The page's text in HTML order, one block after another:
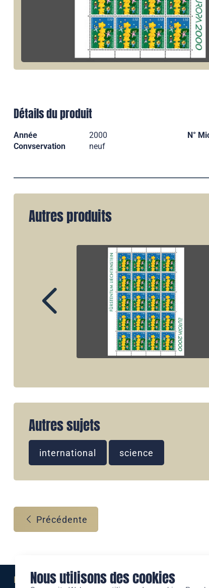
Nous utilisons des cookies
Détails du produit
Année 2000 N°
Convservation
neuf
Autres produits
Autres sujets
international science
Précédente
Eine Marke der